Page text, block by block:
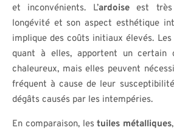
et inconvénients. L’ardoiseest très
longévité et son aspect esthétique
implique des coûts initiaux élevés. Les
quant à elles, apportent un certain
chaleureux, mais elles peuvent
fréquent à cause de leur
dégâts causés par les intempéries.
En comparaison, lestuiles métalliques